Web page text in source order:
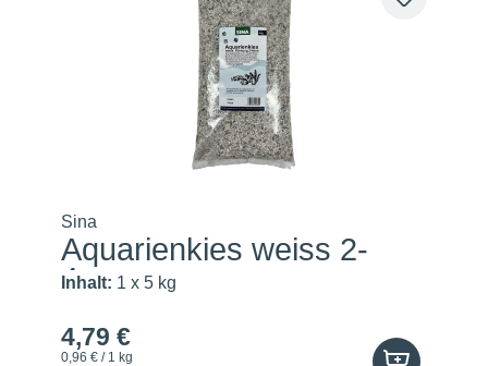
Sina
Aquarienkies weiss 2-
4mm
Inhalt: 1 x 5 kg
4,79 €
0,96 € / 1 kg